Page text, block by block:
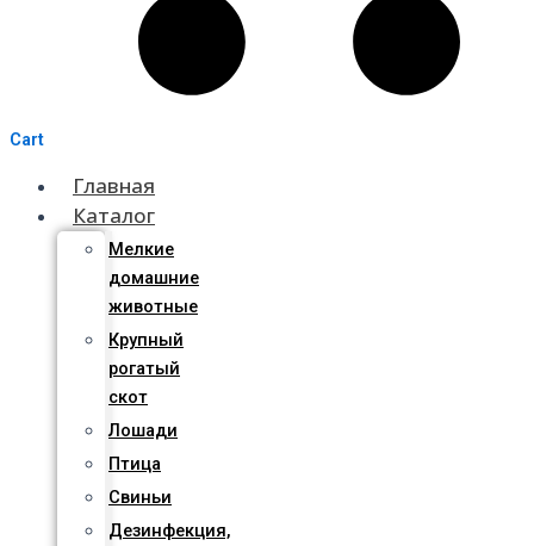
Cart
Главная
Каталог
Мелкие
домашние
животные
Крупный
рогатый
скот
Лошади
Птица
Свиньи
Дезинфекция,